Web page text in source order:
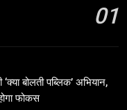
01
बोलती पब्लिक’ अभियान,
फोकस